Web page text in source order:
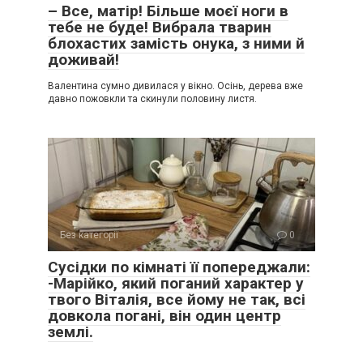
– Все, матір! Більше моєї ноги в
тебе не буде! Вибрала тварин
блохастих замість онука, з ними й
доживай!
Валентина сумно дивилася у вікно. Осінь, дерева вже
давно пожовкли та скинули половину листя.
Без категорії 0
Сусідки по кімнаті її попереджали:
-Марійко, який поганий характер у
твого Віталія, все йому не так, всі
довкола погані, він один центр
землі.